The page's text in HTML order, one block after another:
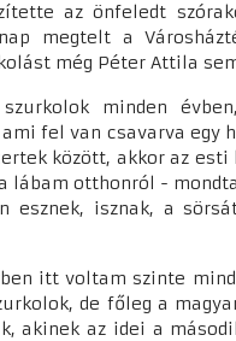
az önfeledt
megtelt a
még Péter Attila
szurkolok minden
fel van csavarva egy
között, akkor az
lábam otthonról -
isznak, a
itt voltam szinte
de főleg a
akinek az idei a